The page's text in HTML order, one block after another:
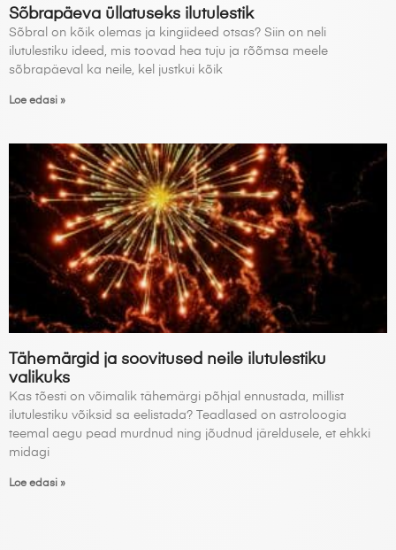
Sõbrapäeva üllatuseks ilutulestik
Sõbral on kõik olemas ja kingiideed otsas? Siin on neli
ilutulestiku ideed, mis toovad hea tuju ja rõõmsa meele
sõbrapäeval ka neile, kel justkui kõik
Loe edasi »
Tähemärgid ja soovitused neile ilutulestiku
valikuks
Kas tõesti on võimalik tähemärgi põhjal ennustada, millist
ilutulestiku võiksid sa eelistada? Teadlased on astroloogia
teemal aegu pead murdnud ning jõudnud järeldusele, et ehkki
midagi
Loe edasi »